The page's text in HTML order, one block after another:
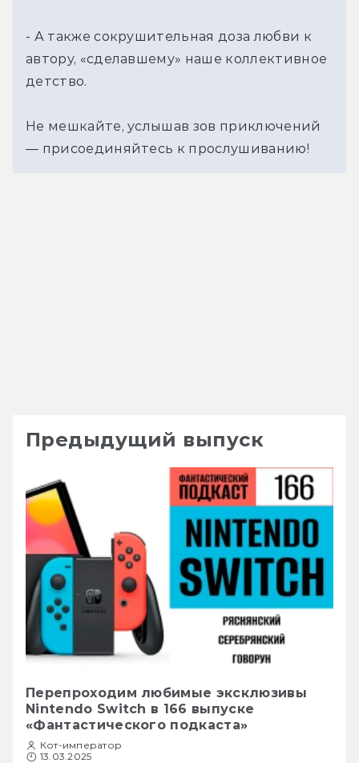
- А также сокрушительная доза любви к
автору, «сделавшему» наше коллективное
детство.
Не мешкайте, услышав зов приключений
— присоединяйтесь к прослушиванию!
Предыдущий выпуск
Перепроходим любимые эксклюзивы
Nintendo Switch в 166 выпуске
«Фантастического подкаста»
Кот-император
13.03.2025